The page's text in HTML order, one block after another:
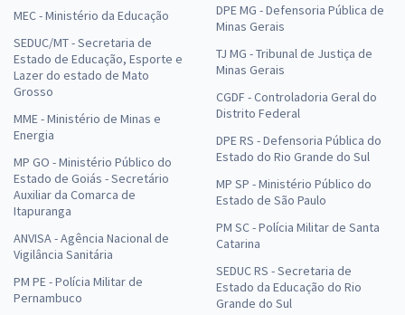
MEC - Ministério da Educação
SEDUC/MT - Secretaria de
Estado de Educação, Esporte e
Lazer do estado de Mato
Grosso
MME - Ministério de Minas e
Energia
MP GO - Ministério Público do
Estado de Goiás - Secretário
Auxiliar da Comarca de
Itapuranga
ANVISA - Agência Nacional de
Vigilância Sanitária
PM PE - Polícia Militar de
Pernambuco
DPE MG - Defensoria Pública de
Minas Gerais
TJ MG - Tribunal de Justiça de
Minas Gerais
CGDF - Controladoria Geral do
Distrito Federal
DPE RS - Defensoria Pública do
Estado do Rio Grande do Sul
MP SP - Ministério Público do
Estado de São Paulo
PM SC - Polícia Militar de Santa
Catarina
SEDUC RS - Secretaria de
Estado da Educação do Rio
Grande do Sul